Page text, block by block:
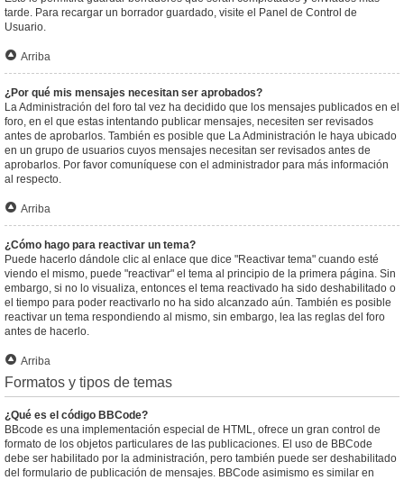
tarde. Para recargar un borrador guardado, visite el Panel de Control de
Usuario.
Arriba
¿Por qué mis mensajes necesitan ser aprobados?
La Administración del foro tal vez ha decidido que los mensajes publicados en el
foro, en el que estas intentando publicar mensajes, necesiten ser revisados
antes de aprobarlos. También es posible que La Administración le haya ubicado
en un grupo de usuarios cuyos mensajes necesitan ser revisados antes de
aprobarlos. Por favor comuníquese con el administrador para más información
al respecto.
Arriba
¿Cómo hago para reactivar un tema?
Puede hacerlo dándole clic al enlace que dice "Reactivar tema" cuando esté
viendo el mismo, puede "reactivar" el tema al principio de la primera página. Sin
embargo, si no lo visualiza, entonces el tema reactivado ha sido deshabilitado o
el tiempo para poder reactivarlo no ha sido alcanzado aún. También es posible
reactivar un tema respondiendo al mismo, sin embargo, lea las reglas del foro
antes de hacerlo.
Arriba
Formatos y tipos de temas
¿Qué es el código BBCode?
BBcode es una implementación especial de HTML, ofrece un gran control de
formato de los objetos particulares de las publicaciones. El uso de BBCode
debe ser habilitado por la administración, pero también puede ser deshabilitado
del formulario de publicación de mensajes. BBCode asimismo es similar en